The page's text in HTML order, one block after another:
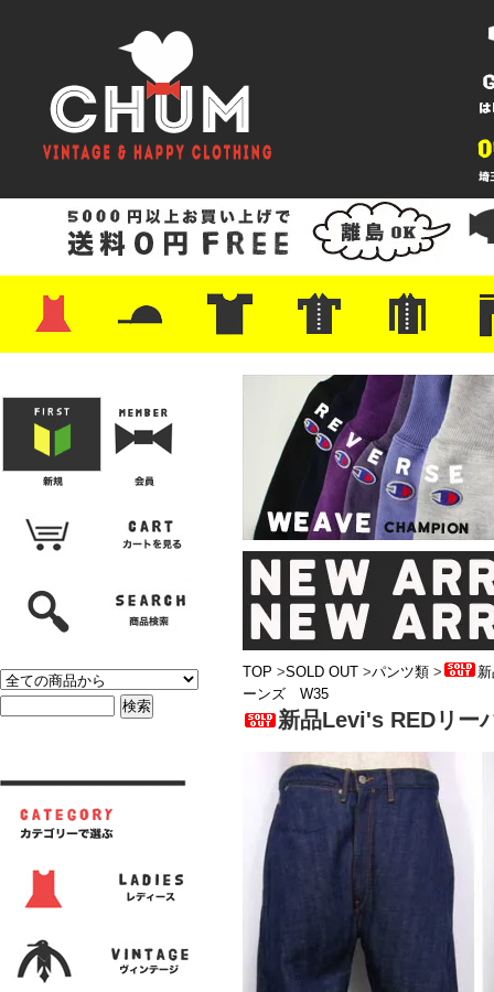
・レザーシューズ/スニーカー
・プリントTシャツ
・バンド/ツアー
・キャラクター
・Nike/adidas/スポーツ
・チャンピオン
・サーフ/スケート
・ボーダー/総柄/無地
・フットボール/リンガー
・タンクトップ/NBA・ポロシャツ
・半袖シャツ
・アロハ/サーフ/ボーリング
・ラルフ/ブランド
・無地/チェック/ストラ
・ワーク/ミリタリー/ウ
・ネル/ウール ・ショ
・アウ
・ジー
・
・ミリ
・コー
・コッ
・オー
・ジャ
ン
TOP >SOLD OUT >パンツ類 >
ーンズ W35
新品Levi's REDリー